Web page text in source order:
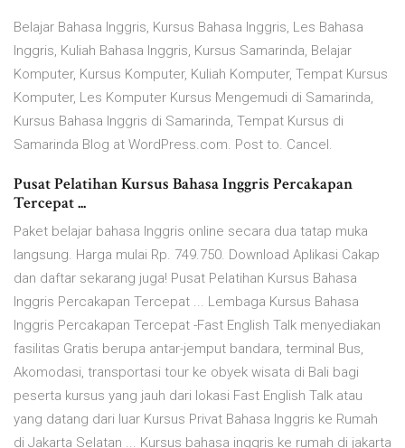
Belajar Bahasa Inggris, Kursus Bahasa Inggris, Les Bahasa
Inggris, Kuliah Bahasa Inggris, Kursus Samarinda, Belajar
Komputer, Kursus Komputer, Kuliah Komputer, Tempat Kursus
Komputer, Les Komputer Kursus Mengemudi di Samarinda,
Kursus Bahasa Inggris di Samarinda, Tempat Kursus di
Samarinda Blog at WordPress.com. Post to. Cancel.
Pusat Pelatihan Kursus Bahasa Inggris Percakapan
Tercepat ...
Paket belajar bahasa Inggris online secara dua tatap muka
langsung. Harga mulai Rp. 749.750. Download Aplikasi Cakap
dan daftar sekarang juga! Pusat Pelatihan Kursus Bahasa
Inggris Percakapan Tercepat ... Lembaga Kursus Bahasa
Inggris Percakapan Tercepat -Fast English Talk menyediakan
fasilitas Gratis berupa antar-jemput bandara, terminal Bus,
Akomodasi, transportasi tour ke obyek wisata di Bali bagi
peserta kursus yang jauh dari lokasi Fast English Talk atau
yang datang dari luar Kursus Privat Bahasa Inggris ke Rumah
di Jakarta Selatan ... Kursus bahasa inggris ke rumah di jakarta